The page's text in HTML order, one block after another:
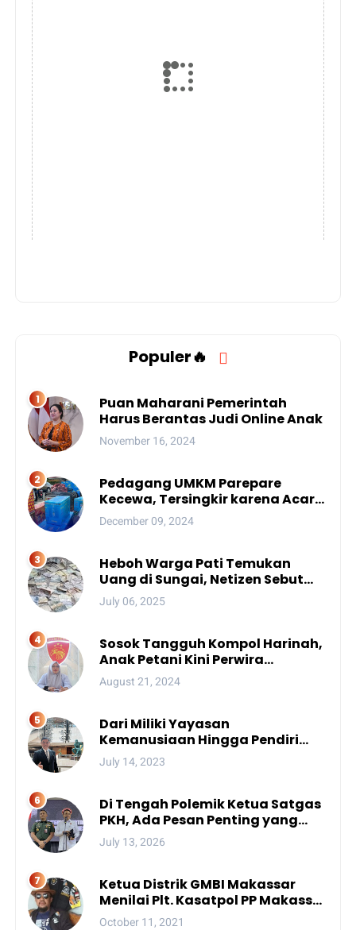
Populer🔥
Puan Maharani Pemerintah
Harus Berantas Judi Online Anak
November 16, 2024
Pedagang UMKM Parepare
Kecewa, Tersingkir karena Acara
Besar
December 09, 2024
Heboh Warga Pati Temukan
Uang di Sungai, Netizen Sebut
Fenomena Aneh
July 06, 2025
Sosok Tangguh Kompol Harinah,
Anak Petani Kini Perwira
Menengah Polda Sulsel
August 21, 2024
Dari Miliki Yayasan
Kemanusiaan Hingga Pendiri
Unhan, Begini Profil Bro Rivai
Putra Sulsel Yang Promosi
July 14, 2023
Di Tengah Polemik Ketua Satgas
PKH, Ada Pesan Penting yang
Ditegaskan ke Publik
July 13, 2026
Ketua Distrik GMBI Makassar
Menilai Plt. Kasatpol PP Makassar
Melanggar Kode Etik ASN
October 11, 2021